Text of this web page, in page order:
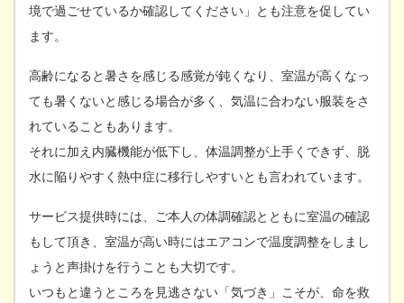
境で過ごせているか確認してください」とも注意を促してい
ます。
高齢になると暑さを感じる感覚が鈍くなり、室温が高くなっ
ても暑くないと感じる場合が多く、気温に合わない服装をさ
れていることもあります。
それに加え内臓機能が低下し、体温調整が上手くできず、脱
水に陥りやすく熱中症に移行しやすいとも言われています。
サービス提供時には、ご本人の体調確認とともに室温の確認
もして頂き、室温が高い時にはエアコンで温度調整をしまし
ょうと声掛けを行うことも大切です。
いつもと違うところを見逃さない「気づき」こそが、命を救